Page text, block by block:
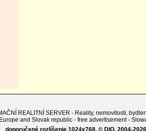
REALITNÍ SERVER - Reality, nemovitosti,
and Slovak republic - free advertisement -
doporučené rozlíšenie 1024x768, © DIO, 2004-